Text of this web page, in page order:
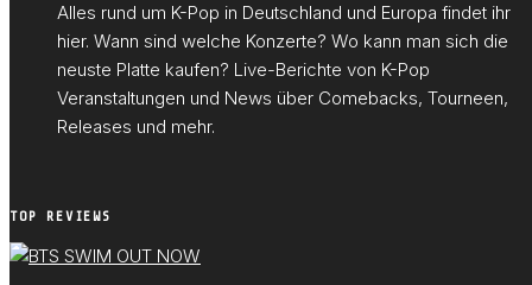
Alles rund um K-Pop in Deutschland und Europa findet ihr
hier. Wann sind welche Konzerte? Wo kann man sich die
neuste Platte kaufen? Live-Berichte von K-Pop
Veranstaltungen und News über Comebacks, Tourneen,
Releases und mehr.
TOP REVIEWS